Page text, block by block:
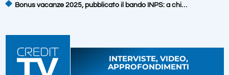
Bonus vacanze 2025, pubblicato il bando INPS: a chi…
INTERVISTE, VIDEO,
APPROFONDIMENTI